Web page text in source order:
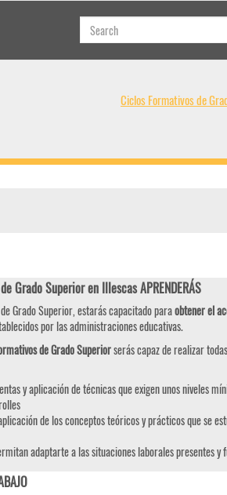
Ciclos Formativos de
Grado Superior en Illescas APRENDERÁS
Grado Superior, estarás capacitado paraobtener el
por las administraciones educativas.
de Grado Superiorserás capaz de realizar
y aplicación de técnicas que exigen unos niveles
de los conceptos teóricos y prácticos que se
adaptarte a las situaciones laborales presentes y